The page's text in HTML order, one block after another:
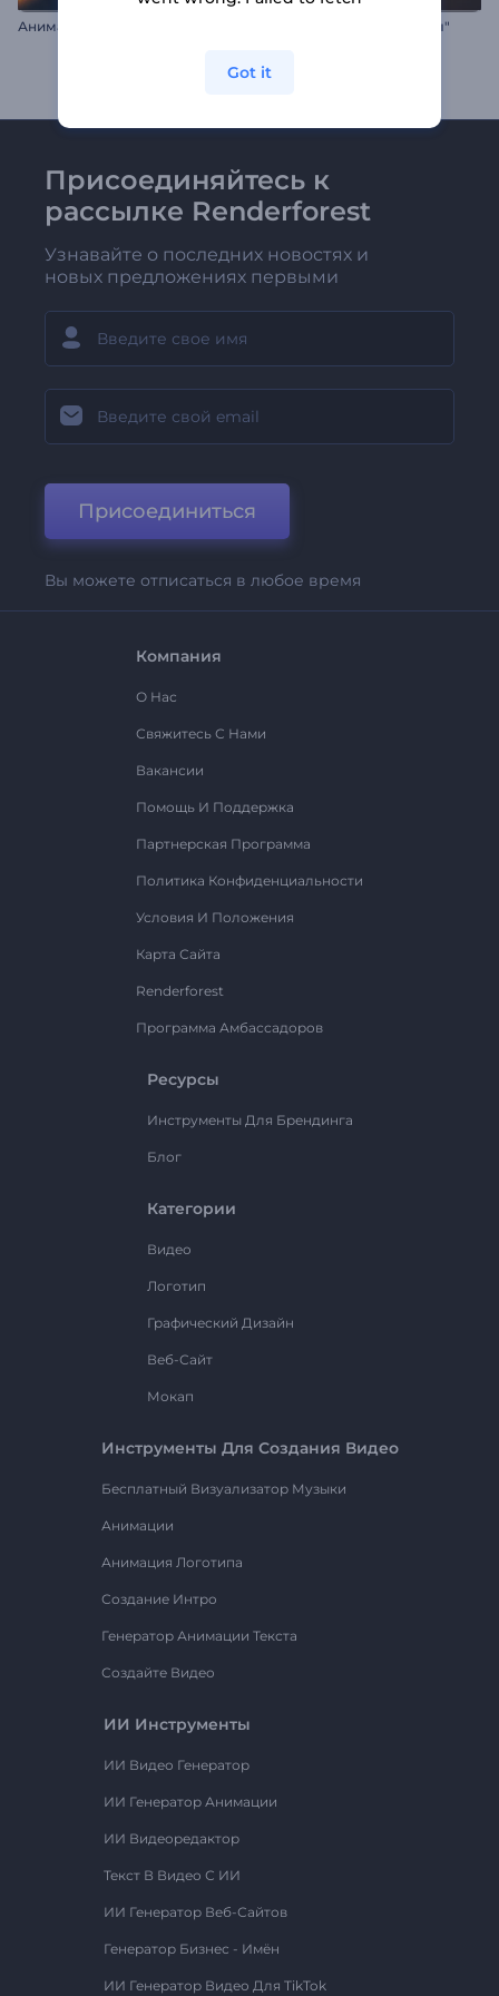
Анимация лого: Удар молнии Интро "Светящиеся Шары"
Присоединяйтесь к
рассылке Renderforest
Узнавайте о последних новостях и
новых предложениях первыми
Присоединиться
Вы можете отписаться в любое время
Компания
О Нас
Свяжитесь С Нами
Вакансии
Помощь И Поддержка
Партнерская Программа
Политика Конфиденциальности
Условия И Положения
Карта Сайта
Renderforest
Программа Амбассадоров
Ресурсы
Инструменты Для Брендинга
Блог
Категории
Видео
Логотип
Графический Дизайн
Веб-Сайт
Мокап
Инструменты Для Создания Видео
Бесплатный Визуализатор Музыки
Анимации
Анимация Логотипа
Создание Интро
Генератор Анимации Текста
Создайте Видео
ИИ Инструменты
ИИ Видео Генератор
ИИ Генератор Анимации
ИИ Видеоредактор
Текст В Видео С ИИ
ИИ Генератор Веб-Сайтов
Генератор Бизнес - Имён
ИИ Генератор Видео Для TikTok
Got it